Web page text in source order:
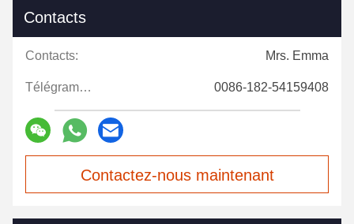
Contacts
Contacts: Mrs. Emma
Télégramme: 0086-182-54159408
Contactez-nous maintenant